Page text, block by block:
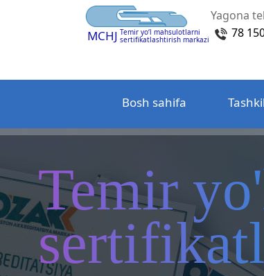
MCHJ Temir yo‘l mahsulotlarni
sertifikatlashtirish markazi
Yagona
78
Bosh sahifa
Temir